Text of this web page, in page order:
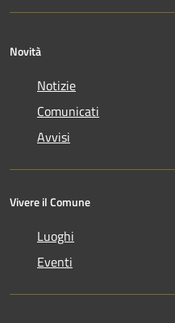
Novità
Notizie
Comunicati
Avvisi
Vivere il Comune
Luoghi
Eventi